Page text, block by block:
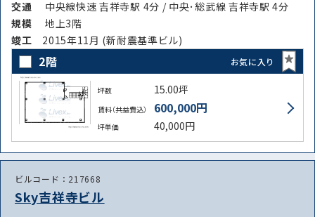
交通
中央線快速 吉祥寺駅 4分 / 中央･総武線 吉祥寺駅 4分
規模
地上3階
竣⼯ 2015年11月 (新耐震基準ビル)
2階 お気に入り
坪数 15.00坪
賃料（共益費込） 600,000円
坪単価 40,000円
ビルコード：217668
Sky吉祥寺ビル